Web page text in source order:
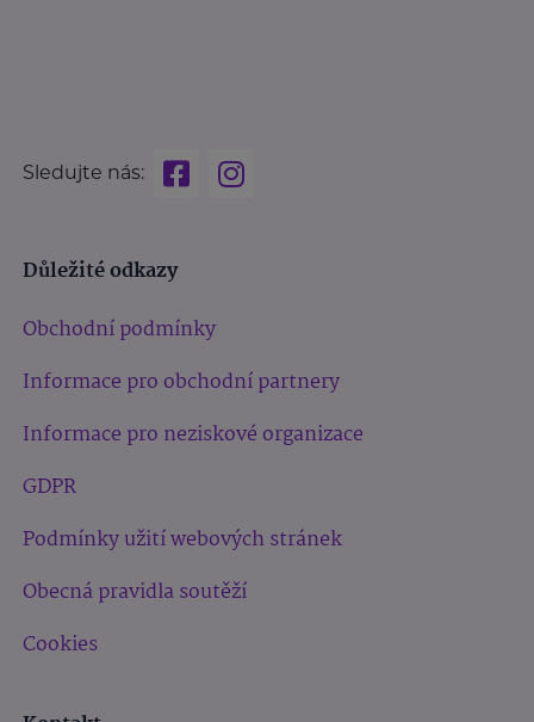
Sledujte nás:
Důležité odkazy
Obchodní podmínky
Informace pro obchodní partnery
Informace pro neziskové organizace
GDPR
Podmínky užití webových stránek
Obecná pravidla soutěží
Cookies